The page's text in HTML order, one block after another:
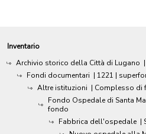
Inventario
Archivio storico della Città di Lugano |
Fondi documentari | 1221 |
Altre istituzioni | Complesso di
Fondo Ospedale di Santa
fondo
Fabbrica dell'ospedale |